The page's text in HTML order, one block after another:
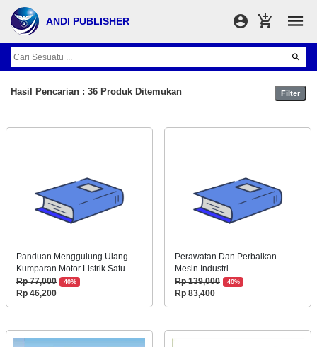
ANDI PUBLISHER
Filter
Hasil Pencarian : 36 Produk Ditemukan
Panduan Menggulung Ulang
Kumparan Motor Listrik Satu
Fasa (BP)
Rp 77,000 40%
Rp 46,200
Perawatan Dan Perbaikan
Mesin Industri
Rp 139,000
40%
Rp 83,400